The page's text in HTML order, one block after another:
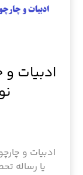
ادبیات و
ادبیات و
یا رساله